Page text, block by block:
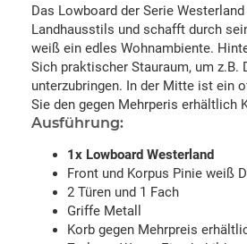
Das Lowboard der Serie
Landhausstils und schafft durch
weiß ein edles Wohnambiente.
Sich praktischer Stauraum, um z.B.
unterzubringen. In der Mitte ist ein
Sie den gegen Mehrperis erhältlich
Ausführung:
1x Lowboard Westerland
Front und Korpus Pinie weiß
2 Türen und 1 Fach
Griffe Metall
Korb gegen Mehrpreis